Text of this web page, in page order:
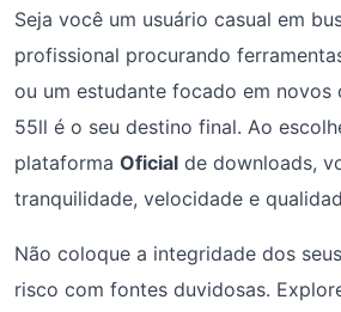
Seja você um usuário casual em
profissional procurando
ou um estudante focado em novos
55ll é o seu destino final. Ao
plataforma Oficial de downloads,
tranquilidade, velocidade e
Não coloque a integridade dos
risco com fontes duvidosas.